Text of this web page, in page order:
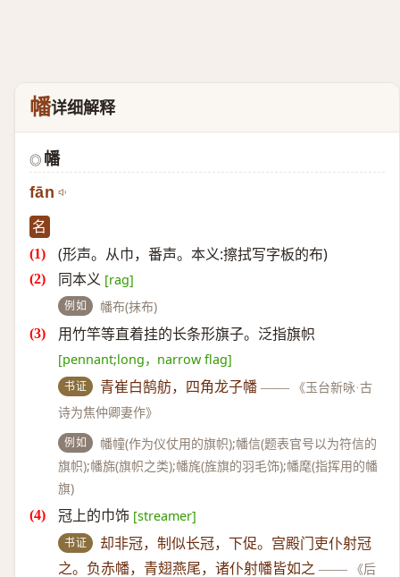
幡详细解释
◎ 幡
fān
名
(形声。从巾，番声。本义:擦拭写字板的布)
同本义 [rag]
例如 幡布(抹布)
用竹竿等直着挂的长条形旗子。泛指旗帜
[pennant;long，narrow flag]
书证 青崔白鹄舫，四角龙子幡 ——
《玉台新咏·古
诗为焦仲卿妻作》
例如
幡幢(作为仪仗用的旗帜);幡信(题表官号以为符信的
旗帜);幡旆(旗帜之类);幡旄(旌旗的羽毛饰);幡麾(指挥用的幡
旗)
冠上的巾饰 [streamer]
书证
却非冠，制似长冠，下促。宫殿门吏仆射冠
之。负赤幡，青翅燕尾，诸仆射幡皆如之 ——
《后